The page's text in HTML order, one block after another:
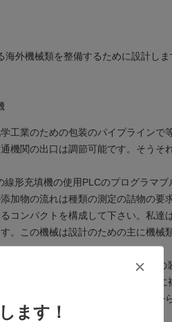
ます！
外機械類を整備するために設計しま
工業のための包装のパイプラインで
機関の出口は調節可能です。そうそ
形充填機の使用PLCのプログラマ
加物の流れは種類の測定の詰物の要
コンパクトを構成して下さい。私達
。この機械は設計のための主に機械
ラによって自動制御を、種類の誘導
に、合います。それは短い時間の間
の別の容器を変えることができるか